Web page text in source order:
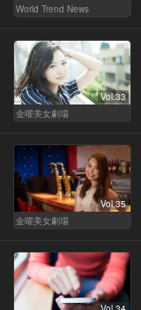
World Trend News
Vol.33
金曜美女劇場
Vol.35
金曜美女劇場